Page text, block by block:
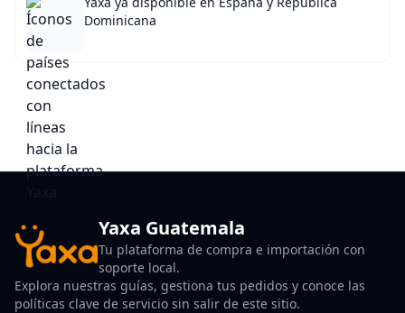
Dominicana
Yaxa Guatemala
Tu plataforma de compra e importación con
soporte local.
Explora nuestras guías, gestiona tus pedidos y conoce las
políticas clave de servicio sin salir de este sitio.